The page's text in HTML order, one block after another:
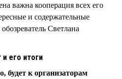
важна кооперация всех его
и содержательные
Светлана
его итоги
будет к организаторам